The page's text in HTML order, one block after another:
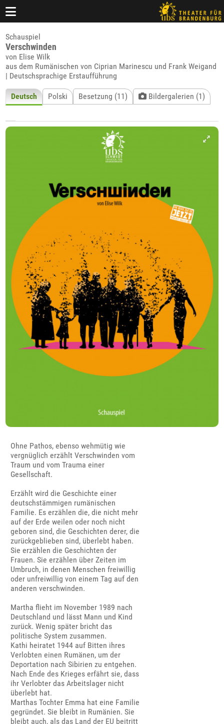
Schauspiel
Verschwinden
von Elise Wilk
aus dem Rumänischen von Ciprian Marinescu und Frank Weigand
| Deutschsprachige Erstaufführung
Deutsch Polski Besetzung (11) Bildergalerien (1)
Ohne Pathos, ebenso wehmütig wie
vergnüglich erzählt Verschwinden vom
Traum und vom Trauma einer
Gesellschaft.
Erzählt wird die Geschichte einer
deutschstämmigen rumänischen
Familie. Es erzählen die, die nicht mehr
auf der Erde weilen oder noch nicht
geboren sind, die Geschichten derer, die
zurückgeblieben sind, überlebt haben.
Sie erzählen die Geschichten der
Frauen. Sie erzählen über Zeiten im
Umbruch, in denen Menschen freiwillig
oder unfreiwillig von einem Tag auf den
anderen verschwinden.
Martha flieht im November 1989 nach
Deutschland und lässt Mann und Kind
zurück. Wenig später bricht das
politische System zusammen.
Kathi heiratet 1944 auf Bitten ihres
Verlobten einen Rumänen, um der
Deportation nach Sibirien zu entgehen.
Nach Ende des Krieges erfährt sie, dass
ihr Verlobter das Arbeitslager nicht
überlebt hat.
Marthas Tochter Emma hat eine Familie
gegründet. Sie bleibt in Rumänien. Sie
bleibt auch, als das Land der EU beitritt